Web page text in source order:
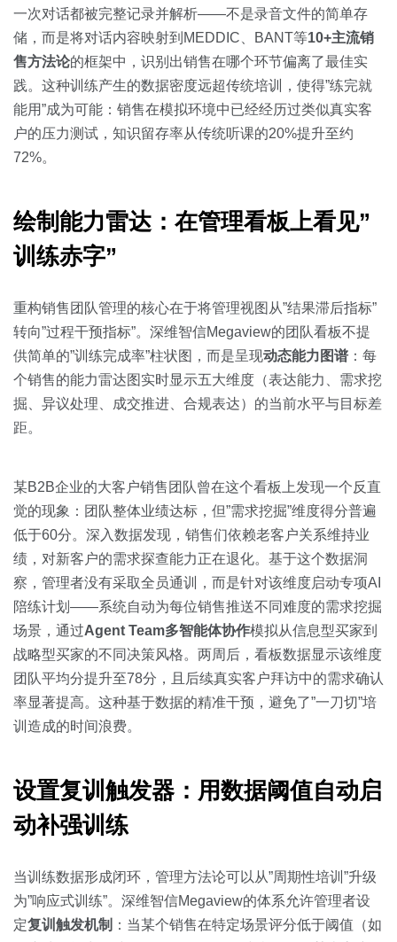
一次对话都被完整记录并解析——不是录音文件的简单存
储，而是将对话内容映射到MEDDIC、BANT等10+主流销
售方法论的框架中，识别出销售在哪个环节偏离了最佳实
践。这种训练产生的数据密度远超传统培训，使得”练完就
能用”成为可能：销售在模拟环境中已经经历过类似真实客
户的压力测试，知识留存率从传统听课的20%提升至约
72%。
绘制能力雷达：在管理看板上看见”
训练赤字”
重构销售团队管理的核心在于将管理视图从”结果滞后指标”
转向”过程干预指标”。深维智信Megaview的团队看板不提
供简单的”训练完成率”柱状图，而是呈现动态能力图谱 ：每
个销售的能力雷达图实时显示五大维度（表达能力、需求挖
掘、异议处理、成交推进、合规表达）的当前水平与目标差
距。
某B2B企业的大客户销售团队曾在这个看板上发现一个反直
觉的现象：团队整体业绩达标，但”需求挖掘”维度得分普遍
低于60分。深入数据发现，销售们依赖老客户关系维持业
绩，对新客户的需求探查能力正在退化。基于这个数据洞
察，管理者没有采取全员通训，而是针对该维度启动专项AI
陪练计划——系统自动为每位销售推送不同难度的需求挖掘
场景，通过Agent Team多智能体协作模拟从信息型买家到
战略型买家的不同决策风格。两周后，看板数据显示该维度
团队平均分提升至78分，且后续真实客户拜访中的需求确认
率显著提高。这种基于数据的精准干预，避免了”一刀切”培
训造成的时间浪费。
设置复训触发器：用数据阈值自动启
动补强训练
当训练数据形成闭环，管理方法论可以从”周期性培训”升级
为”响应式训练”。深维智信Megaview的体系允许管理者设
定复训触发机制 ：当某个销售在特定场景评分低于阈值（如